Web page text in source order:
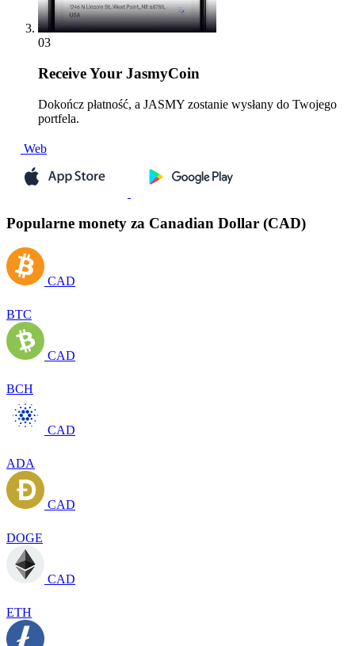
03
ReceiveYour JasmyCoin
Dokończ płatność, a JASMY zostanie wysłany do Twojego
portfela.
Web
Popularne monety za Canadian Dollar (CAD)
CAD
BTC
CAD
BCH
CAD
ADA
CAD
DOGE
CAD
ETH